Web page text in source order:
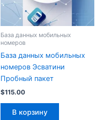
База данных мобильных
номеров
База данных мобильных
номеров Эсватини
Пробный пакет
$115.00
В корзину